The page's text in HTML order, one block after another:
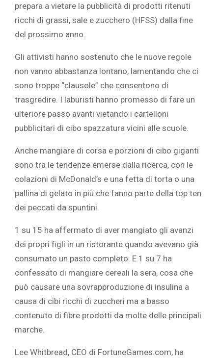
prepara a vietare la pubblicità di prodotti ritenuti
ricchi di grassi, sale e zucchero (HFSS) dalla fine
del prossimo anno.
Gli attivisti hanno sostenuto che le nuove regole
non vanno abbastanza lontano, lamentando che ci
sono troppe “clausole” che consentono di
trasgredire. I laburisti hanno promesso di fare un
ulteriore passo avanti vietando i cartelloni
pubblicitari di cibo spazzatura vicini alle scuole.
Anche mangiare di corsa e porzioni di cibo giganti
sono tra le tendenze emerse dalla ricerca, con le
colazioni di McDonald’s e una fetta di torta o una
pallina di gelato in più che fanno parte della top ten
dei peccati da spuntini.
1 su 15 ha affermato di aver mangiato gli avanzi
dei propri figli in un ristorante quando avevano già
consumato un pasto completo. E 1 su 7 ha
confessato di mangiare cereali la sera, cosa che
può causare una sovrapproduzione di insulina a
causa di cibi ricchi di zuccheri ma a basso
contenuto di fibre prodotti da molte delle principali
marche.
Lee Whitbread, CEO di FortuneGames.com, ha